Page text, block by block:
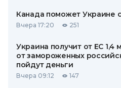
Канада поможет Украине
Вчера 17:20 251
Украина получит от ЕС
от замороженных
пойдут деньги
Вчера 09:12 147